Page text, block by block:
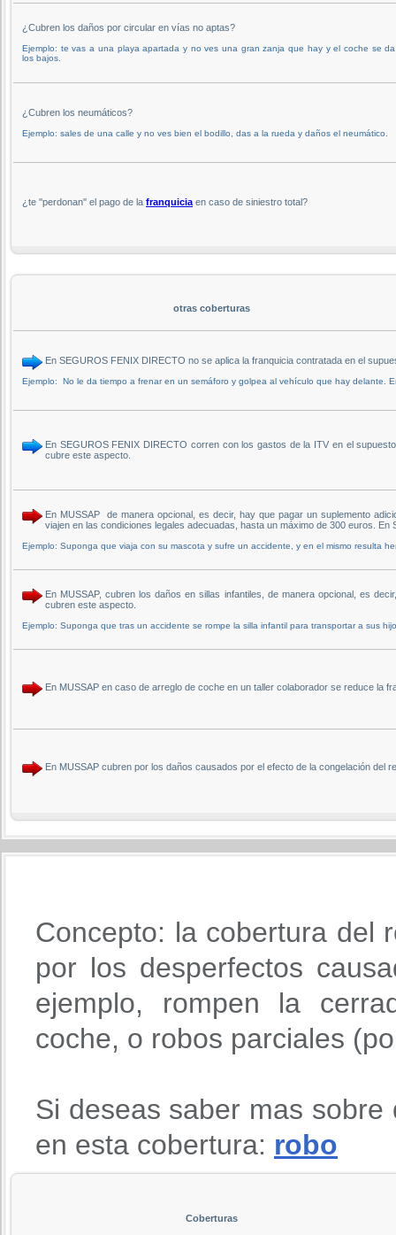
¿Cubren los daños por circular en vías no aptas?
Ejemplo: te vas a una playa apartada y no ves una gran zanja que hay y el coche se
los bajos.
¿Cubren los neumáticos?
Ejemplo: sales de una calle y no ves bien el bodillo, das a la rueda y daños el neumático.
¿te ''perdonan'' el pago de la franquicia en caso de siniestro total?
otras coberturas
En SEGUROS FENIX DIRECTO no se aplica la franquicia contratada en el
Ejemplo: No le da tiempo a frenar en un semáforo y golpea al vehículo que hay delante.
En SEGUROS FENIX DIRECTO corren con los gastos de la ITV en el
cubre este aspecto.
En MUSSAP de manera opcional, es decir, hay que pagar un suplemento
viajen en las condiciones legales adecuadas, hasta un máximo de 300 euros. En
Ejemplo: Suponga que viaja con su mascota y sufre un accidente, y en el mismo resulta
En MUSSAP, cubren los daños en sillas infantiles, de manera opcional, es
cubren este aspecto.
Ejemplo: Suponga que tras un accidente se rompe la silla infantil para transportar a sus
En MUSSAP en caso de arreglo de coche en un taller colaborador se reduce la
En MUSSAP cubren por los daños causados por el efecto de la congelación del
Concepto: la cobertura del
por los desperfectos
ejemplo, rompen la
coche, o robos parciales
Si deseas saber mas
en esta cobertura: robo
Coberturas